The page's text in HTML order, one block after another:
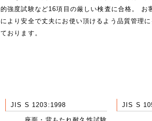
的強度試験など16項目の厳しい検査に合格。 お
により安全で丈夫にお使い頂けるよう品質管理に
ております。
JIS S 1203:1998 JIS S